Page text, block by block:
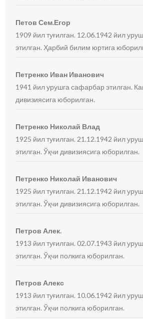
Петов Сем.Егор
1909 йил туғилган. 12.06.1942 йил
этилган. Ҳарбий билим юртига
Петренко Иван Иванович
1941 йил урушга сафарбар этилган.
дивизиясига юборилган.
Петренко Николай Влад
1925 йил туғилган. 21.12.1942 йил
этилган. Ўқчи дивизиясига юборилган.
Петренко Николай Иванович
1925 йил туғилган. 21.12.1942 йил
этилган. Ўқчи дивизиясига юборилган.
Петров Алек.
1913 йил туғилган. 02.07.1943 йил
этилган. Ўқчи полкига юборилган.
Петров Алекс
1913 йил туғилган. 10.06.1942 йил
этилган. Ўқчи полкига юборилган.